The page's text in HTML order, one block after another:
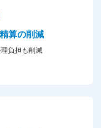
算の削減
負担も削減